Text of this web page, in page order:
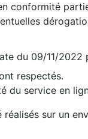
conformité
du 09/11/2022
respectés.
du service en
sur un